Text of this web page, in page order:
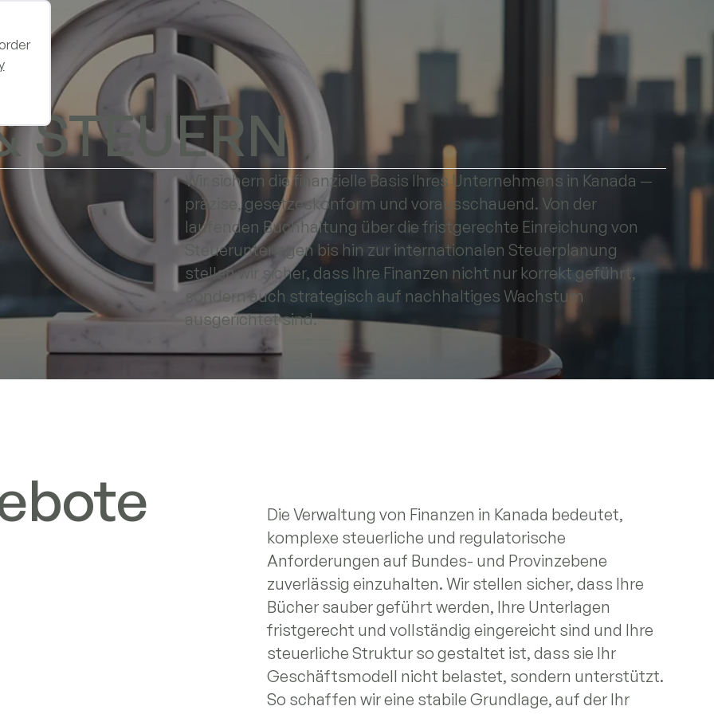
STEUERN
Wir sichern die finanzielle Basis Ihres Unternehmens in Kanada —
präzise, gesetzeskonform und vorausschauend. Von der
laufenden Buchhaltung über die fristgerechte Einreichung von
Steuerunterlagen bis hin zur internationalen Steuerplanung
stellen wir sicher, dass Ihre Finanzen nicht nur korrekt geführt,
sondern auch strategisch auf nachhaltiges Wachstum
ausgerichtet sind.
Die Verwaltung von Finanzen in Kanada bedeutet,
komplexe steuerliche und regulatorische
Anforderungen auf Bundes- und Provinzebene
zuverlässig einzuhalten. Wir stellen sicher, dass Ihre
Bücher sauber geführt werden, Ihre Unterlagen
fristgerecht und vollständig eingereicht sind und Ihre
steuerliche Struktur so gestaltet ist, dass sie Ihr
Geschäftsmodell nicht belastet, sondern unterstützt.
So schaffen wir eine stabile Grundlage, auf der Ihr